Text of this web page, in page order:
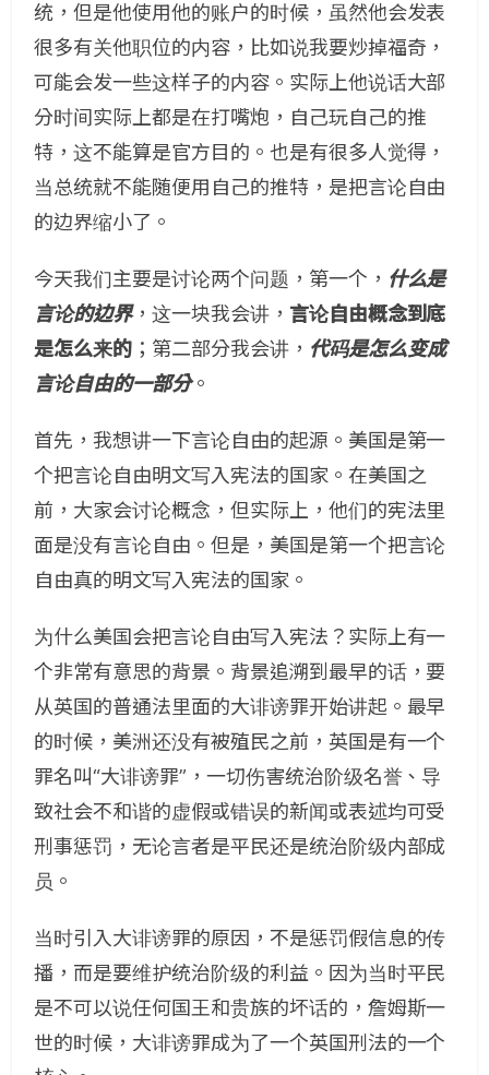
统，但是他使用他的账户的时候，虽然他会发表
很多有关他职位的内容，比如说我要炒掉福奇，
可能会发一些这样子的内容。实际上他说话大部
分时间实际上都是在打嘴炮，自己玩自己的推
特，这不能算是官方目的。也是有很多人觉得，
当总统就不能随便用自己的推特，是把言论自由
的边界缩小了。
今天我们主要是讨论两个问题，第一个， 什么是
言论的边界，这一块我会讲， 言论自由概念到底
是怎么来的 ；第二部分我会讲， 代码是怎么变成
言论自由的一部分。
首先，我想讲一下言论自由的起源。美国是第一
个把言论自由明文写入宪法的国家。在美国之
前，大家会讨论概念，但实际上，他们的宪法里
面是没有言论自由。但是，美国是第一个把言论
自由真的明文写入宪法的国家。
为什么美国会把言论自由写入宪法？实际上有一
个非常有意思的背景。背景追溯到最早的话，要
从英国的普通法里面的大诽谤罪开始讲起。最早
的时候，美洲还没有被殖民之前，英国是有一个
罪名叫“大诽谤罪”，一切伤害统治阶级名誉、导
致社会不和谐的虚假或错误的新闻或表述均可受
刑事惩罚，无论言者是平民还是统治阶级内部成
员。
当时引入大诽谤罪的原因，不是惩罚假信息的传
播，而是要维护统治阶级的利益。因为当时平民
是不可以说任何国王和贵族的坏话的，詹姆斯一
世的时候，大诽谤罪成为了一个英国刑法的一个